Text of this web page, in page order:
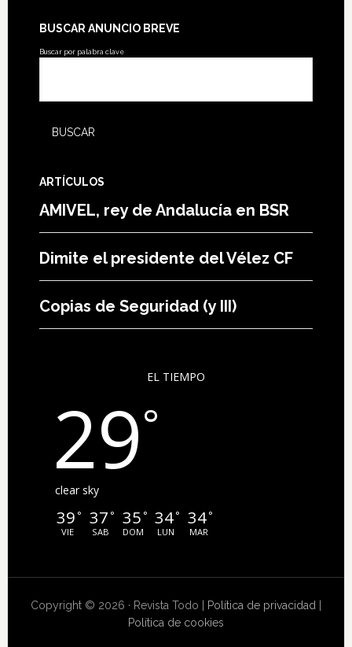
BUSCAR ANUNCIO BREVE
Buscar por palabra clave
ARTÍCULOS
AMIVEL, rey de Andalucía en BSR
Dimite el presidente del Vélez CF
Copias de Seguridad (y III)
EL TIEMPO
29°
clear sky
39 °
VIE
37 °
SAB
35 °
DOM
34°
LUN
34°
MAR
Copyright © 2026 · Revista Todo | Política de privacidad
Política de cookies